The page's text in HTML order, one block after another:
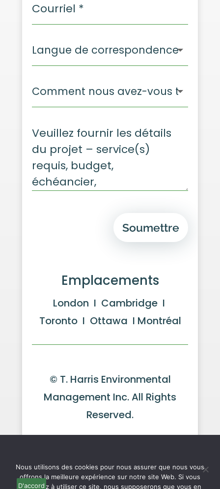
Soumettre
Emplacements
London I Cambridge I
Toronto I Ottawa I Montréal
© T. Harris Environmental
Management Inc. All Rights
Reserved.
will assume that you are happy with it.
Ok